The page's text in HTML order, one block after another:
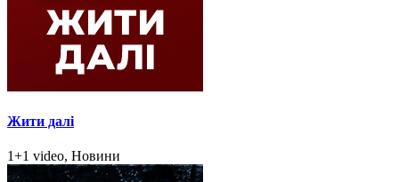
Жити далі
1+1 video, Новини